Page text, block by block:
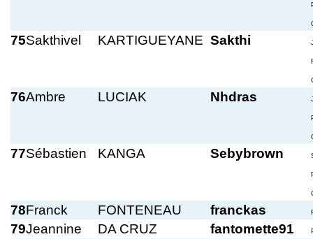
75Sakthivel KARTIGUEYANE Sakthi
76Ambre LUCIAK Nhdras
77Sébastien KANGA Sebybrown
78Franck FONTENEAU franckas
79Jeannine DA CRUZ fantomette91